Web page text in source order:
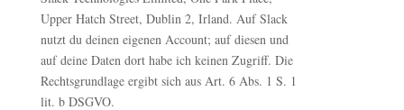
Upper Hatch Street, Dublin 2, Irland. Auf Slack
nutzt du deinen eigenen Account; auf diesen und
auf deine Daten dort habe ich keinen Zugriff. Die
Rechtsgrundlage ergibt sich aus Art. 6 Abs. 1 S. 1
lit. b DSGVO.